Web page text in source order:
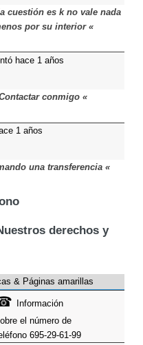
cuestión es k no vale nada
por su interior «
hace 1 años
conmigo «
1 años
una transferencia «
derechos y
& Páginas amarillas
Información
el número de
695-29-61-99